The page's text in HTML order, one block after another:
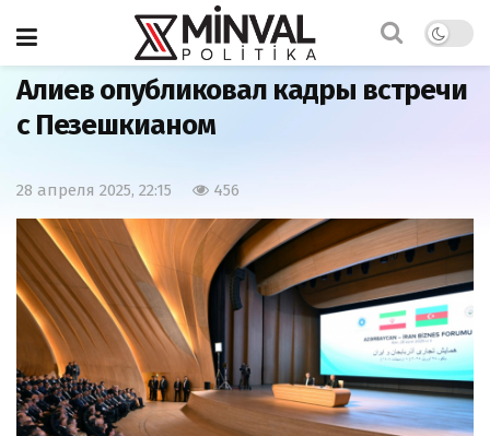
Главная Политика
Алиев опубликовал кадры встречи
с Пезешкианом
28 апреля 2025, 22:15 456